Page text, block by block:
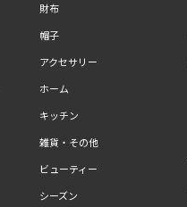
財布
帽子
アクセサリー
ホーム
キッチン
雑貨・その他
ビューティー
シーズン